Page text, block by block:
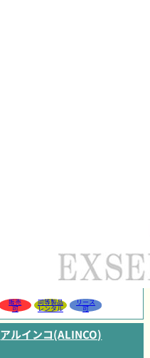
販売
可
同等製品
レンタル
リース
可
アルインコ(ALINCO)